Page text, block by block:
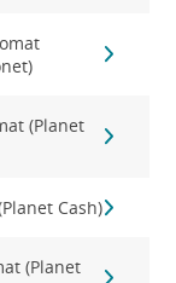
(Planet
Cash)
(Planet